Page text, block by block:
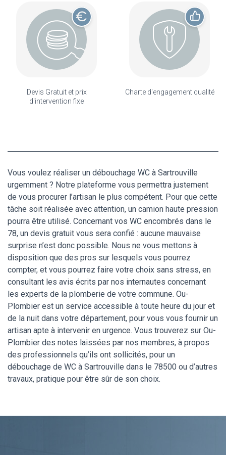
Devis Gratuit et prix
d'intervention fixe
Charte d'engagement qualité
Vous voulez réaliser un débouchage WC à Sartrouville
urgemment ? Notre plateforme vous permettra justement
de vous procurer l’artisan le plus compétent. Pour que cette
tâche soit réalisée avec attention, un camion haute pression
pourra être utilisé. Concernant vos WC encombrés dans le
78, un devis gratuit vous sera confié : aucune mauvaise
surprise n’est donc possible. Nous ne vous mettons à
disposition que des pros sur lesquels vous pourrez
compter, et vous pourrez faire votre choix sans stress, en
consultant les avis écrits par nos internautes concernant
les experts de la plomberie de votre commune. Ou-
Plombier est un service accessible à toute heure du jour et
de la nuit dans votre département, pour vous vous fournir un
artisan apte à intervenir en urgence. Vous trouverez sur Ou-
Plombier des notes laissées par nos membres, à propos
des professionnels qu’ils ont sollicités, pour un
débouchage de WC à Sartrouville dans le 78500 ou d’autres
travaux, pratique pour être sûr de son choix.